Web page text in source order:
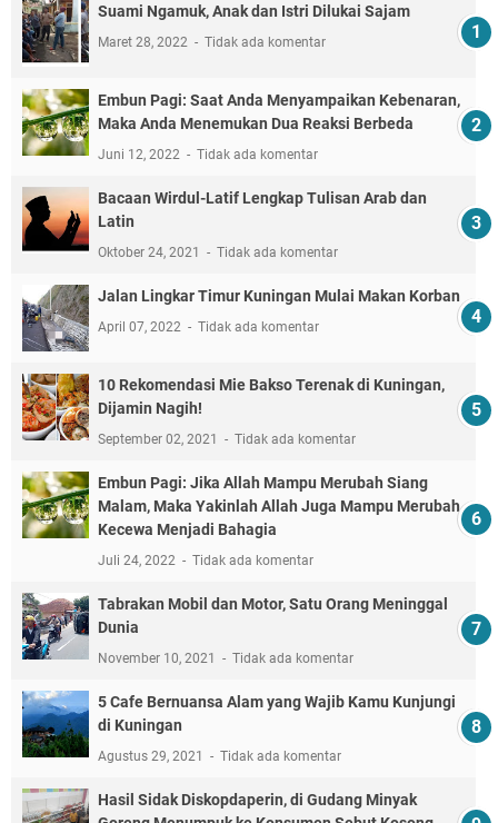
Suami Ngamuk, Anak dan Istri Dilukai Sajam
Maret 28, 2022 Tidak ada komentar
Embun Pagi: Saat Anda Menyampaikan Kebenaran,
Maka Anda Menemukan Dua Reaksi Berbeda
Juni 12, 2022 Tidak ada komentar
Bacaan Wirdul-Latif Lengkap Tulisan Arab dan
Latin
Oktober 24, 2021 Tidak ada komentar
Jalan Lingkar Timur Kuningan Mulai Makan Korban
April 07, 2022 Tidak ada komentar
10 Rekomendasi Mie Bakso Terenak di Kuningan,
Dijamin Nagih!
September 02, 2021 Tidak ada komentar
Embun Pagi: Jika Allah Mampu Merubah Siang
Malam, Maka Yakinlah Allah Juga Mampu Merubah
Kecewa Menjadi Bahagia
Juli 24, 2022 Tidak ada komentar
Tabrakan Mobil dan Motor, Satu Orang Meninggal
Dunia
November 10, 2021 Tidak ada komentar
5 Cafe Bernuansa Alam yang Wajib Kamu Kunjungi
di Kuningan
Agustus 29, 2021 Tidak ada komentar
Hasil Sidak Diskopdaperin, di Gudang Minyak